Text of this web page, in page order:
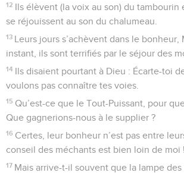
12 Ils élèvent (la voix au son) du tambourin
se réjouissent au son du chalumeau.
13 Leurs jours s’achèvent dans le bonheur,
instant, ils sont terrifiés par le séjour des
14 Ils disaient pourtant à Dieu : Écarte-toi
voulons pas connaître tes voies.
15 Qu’est-ce que le Tout-Puissant, pour
Que gagnerions-nous à le supplier ?
16 Certes, leur bonheur n’est pas entre
conseil des méchants est bien loin de moi !
17 Mais arrive-t-il souvent que la lampe